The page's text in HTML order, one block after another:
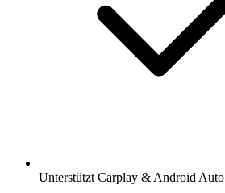
Unterstützt Carplay & Android Auto